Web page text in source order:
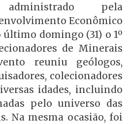
administrado pela
Econômico
último domingo (31) o 1º
de Minerais
reuniu geólogos,
colecionadores
idades, incluindo
pelo universo das
Na mesma ocasião, foi